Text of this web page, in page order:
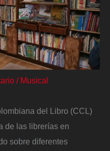
/ Musical
del Libro (CCL)
de las librerías en
sobre diferentes